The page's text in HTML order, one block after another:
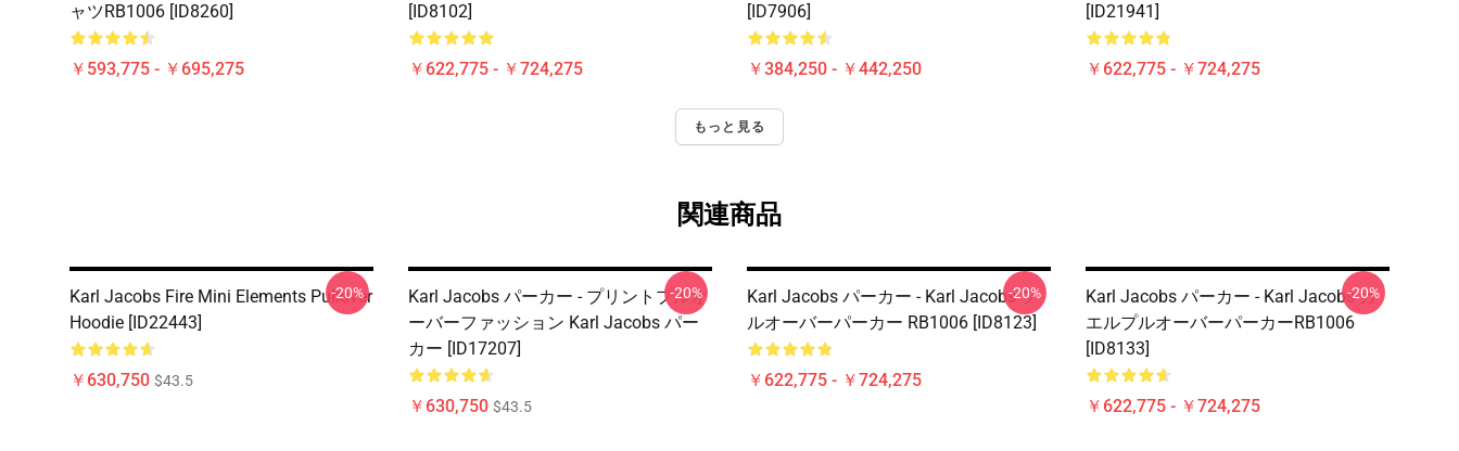
ャツRB1006 [ID8260]
￥593,775 - ￥695,275
[ID8102]
￥622,775 - ￥724,275
[ID7906]
￥384,250 - ￥442,250
[ID21941]
￥622,775 - ￥724,275
もっと見る
関連商品
Karl Jacobs Fire Mini Elements Pullover
Hoodie [ID22443]
￥630,750 $43.5
-20%
Karl Jacobs パーカー - プリントプルオ
ーバーファッション Karl Jacobs パー
カー [ID17207]
￥630,750 $43.5
-20%
Karl Jacobs パーカー - Karl Jacobs プ
ルオーバーパーカー RB1006 [ID8123]
￥622,775 - ￥724,275
-20%
Karl Jacobs パーカー - Karl Jacobs カ
エルプルオーバーパーカーRB1006
[ID8133]
￥622,775 - ￥724,275
-20%